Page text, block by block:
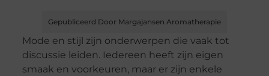
Gepubliceerd Door Margajansen Aromatherapie
Mode en stijl zijn onderwerpen die vaak tot
discussie leiden. Iedereen heeft zijn eigen
smaak en voorkeuren, maar er zijn enkele